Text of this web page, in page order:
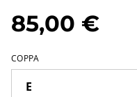
85,00 €
COPPA